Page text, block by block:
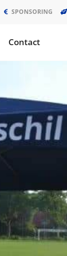
SPONSORING
Contact